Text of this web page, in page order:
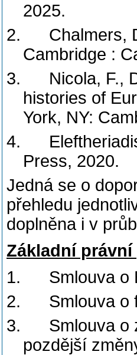
2025.
2.
Chalmers,
Cambridge :
3.
Nicola, F.,
histories of
York, NY:
4.
Press, 2020.
Jedná se o
přehledu
doplněna i v
Základní
1.
Smlouva o
2.
Smlouva o
3.
Smlouva o
pozdější